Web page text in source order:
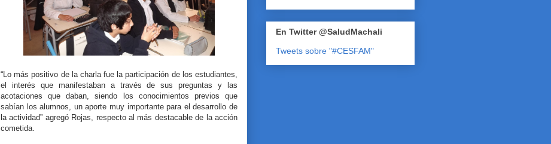
“Lo más positivo de la charla fue la participación de los estudiantes,
el interés que manifestaban a través de sus preguntas y las
acotaciones que daban, siendo los conocimientos previos que
sabían los alumnos, un aporte muy importante para el desarrollo de
la actividad” agregó Rojas, respecto al más destacable de la acción
cometida.
En Twitter @SaludMachali
Tweets sobre "#CESFAM"